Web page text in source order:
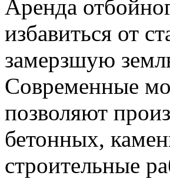
Аренда
избавиться от
замерзшую
Современные
позволяют
бетонных,
строительные